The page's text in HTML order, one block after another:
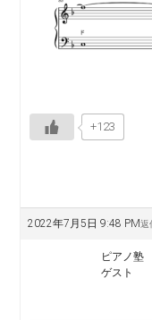
+123
2022年7月5日 9:48 PM返
ピアノ塾
ゲスト